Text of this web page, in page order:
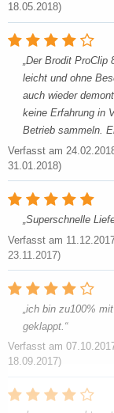
18.05.2018)
Der Brodit ProClip
leicht und ohne
auch wieder
keine Erfahrung in
Betrieb sammeln.
Verfasst am
31.01.2018)
Superschnelle
Verfasst am
23.11.2017)
ich bin zu100%
geklappt.
Verfasst am
18.09.2017)